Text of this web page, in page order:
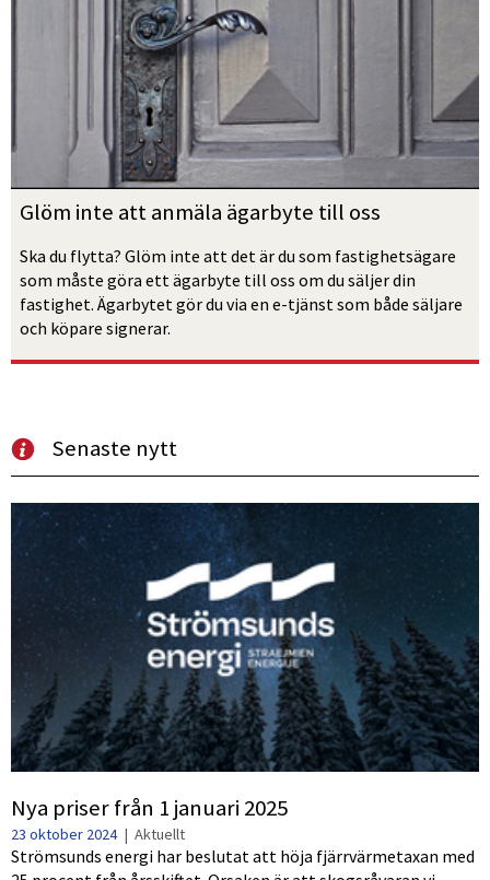
Glöm inte att anmäla ägarbyte till oss
Ska du flytta? Glöm inte att det är du som fastighetsägare
som måste göra ett ägarbyte till oss om du säljer din
fastighet. Ägarbytet gör du via en e-tjänst som både säljare
och köpare signerar.
Senaste nytt
Nya priser från 1 januari 2025
23 oktober 2024 | Aktuellt
Strömsunds energi har beslutat att höja fjärrvärmetaxan med